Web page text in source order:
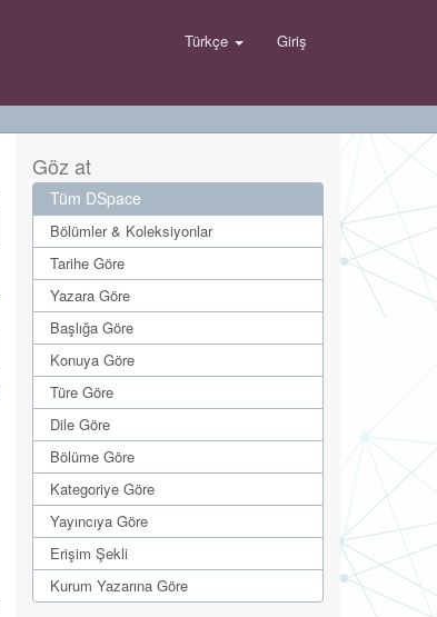
Türkçe Giriş
Göz at
Tüm DSpace
Bölümler & Koleksiyonlar
Tarihe Göre
Yazara Göre
Başlığa Göre
Konuya Göre
Türe Göre
Dile Göre
Bölüme Göre
Kategoriye Göre
Yayıncıya Göre
Erişim Şekli
Kurum Yazarına Göre